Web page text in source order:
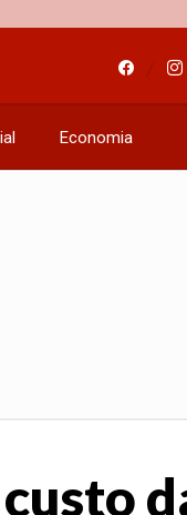
Economia